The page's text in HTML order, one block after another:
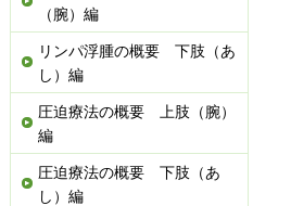
（腕）編
リンパ浮腫の概要 下肢（あ
し）編
圧迫療法の概要 上肢（腕）
編
圧迫療法の概要 下肢（あ
し）編